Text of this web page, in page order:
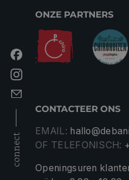
connect
ONZE PARTNERS
CONTACTEER ONS
EMAIL:
OF TELEFONISCH:
Openingsuren